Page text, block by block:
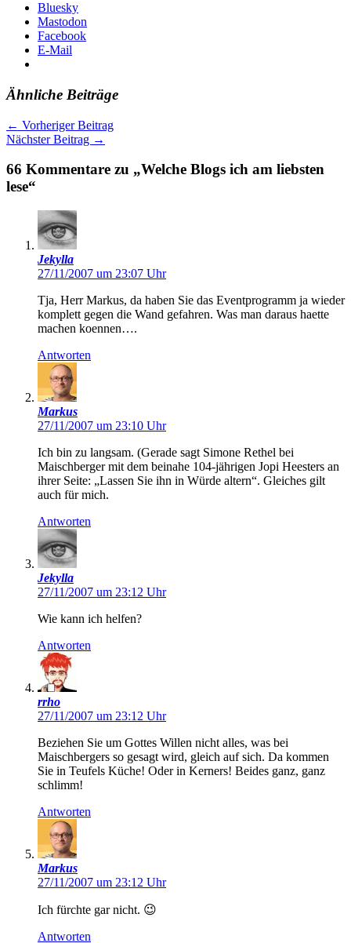
Bluesky
Mastodon
Facebook
E-Mail
Ähnliche Beiträge
← Vorheriger Beitrag
Nächster Beitrag →
66 Kommentare zu „Welche Blogs ich am liebsten
lese“
Jekylla
27/11/2007 um 23:07 Uhr
Tja, Herr Markus, da haben Sie das Eventprogramm ja wieder
komplett gegen die Wand gefahren. Was man daraus haette
machen koennen….
Antworten
Markus
27/11/2007 um 23:10 Uhr
Ich bin zu langsam. (Gerade sagt Simone Rethel bei
Maischberger mit dem beinahe 104-jährigen Jopi Heesters an
ihrer Seite: „Lassen Sie ihn in Würde altern“. Gleiches gilt
auch für mich.
Antworten
Jekylla
27/11/2007 um 23:12 Uhr
Wie kann ich helfen?
Antworten
rrho
27/11/2007 um 23:12 Uhr
Beziehen Sie um Gottes Willen nicht alles, was bei
Maischbergers so gesagt wird, gleich auf sich. Da kommen
Sie in Teufels Küche! Oder in Kerners! Beides ganz, ganz
schlimm!
Antworten
Markus
27/11/2007 um 23:12 Uhr
Ich fürchte gar nicht. 😉
Antworten